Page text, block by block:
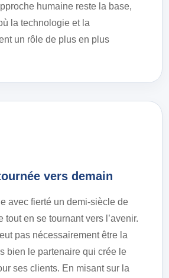
humaine reste la base,
la technologie et la
un rôle de plus en plus
vers demain
avec fierté un demi-siècle de
tout en se tournant vers l’avenir.
pas nécessairement être la
bien le partenaire qui crée le
ses clients. En misant sur la